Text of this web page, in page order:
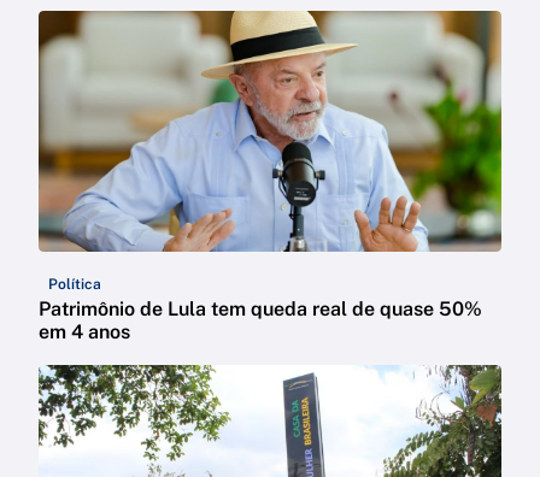
Política
Patrimônio de Lula tem queda real de quase 50%
em 4 anos